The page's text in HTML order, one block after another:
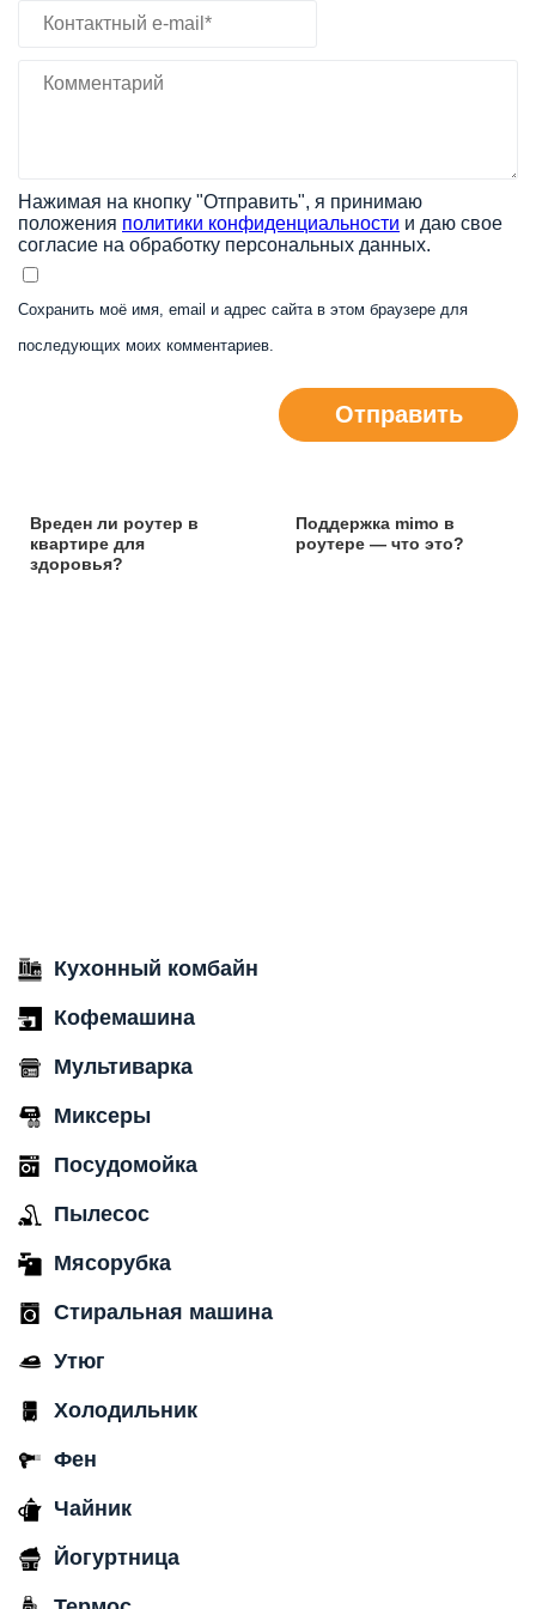
Нажимая на кнопку "Отправить", я принимаю
положения политики конфиденциальности и даю свое
согласие на обработку персональных данных.
Сохранить моё имя, email и адрес сайта в этом браузере для
последующих моих комментариев.
Отправить
Вреден ли роутер в
квартире для
здоровья?
Поддержка mimo в
роутере — что это?
Кухонный комбайн
Кофемашина
Мультиварка
Миксеры
Посудомойка
Пылесос
Мясорубка
Стиральная машина
Утюг
Холодильник
Фен
Чайник
Йогуртница